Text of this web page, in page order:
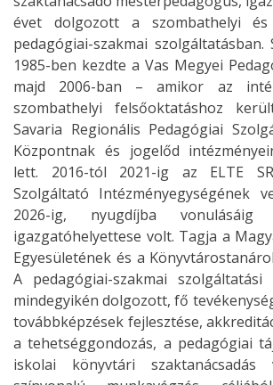
évet dolgozott a szombathelyi
pedagógiai-szakmai szolgáltatásban.
1985-ben kezdte a Vas Megyei
majd 2006-ban – amikor az
szombathelyi felsőoktatáshoz
Savaria Regionális Pedagógiai
Központnak és jogelőd
lett. 2016-tól 2021-ig az ELTE
Szolgáltató Intézményegységének
2026-ig, nyugdíjba
igazgatóhelyettese volt. Tagja a
Egyesületének és a
A pedagógiai-szakmai
mindegyikén dolgozott, fő
továbbképzések fejlesztése,
a tehetséggondozás, a pedagógiai
iskolai könyvtári